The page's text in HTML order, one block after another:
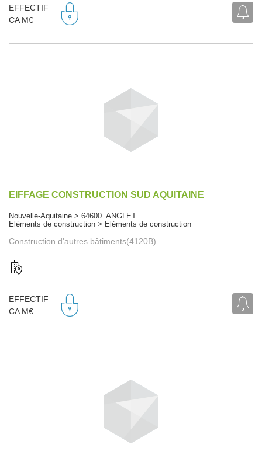
EFFECTIF
CA M€
EIFFAGE CONSTRUCTION SUD AQUITAINE
Nouvelle-Aquitaine > 64600 ANGLET
Eléments de construction > Eléments de construction
Construction d'autres bâtiments(4120B)
EFFECTIF
CA M€